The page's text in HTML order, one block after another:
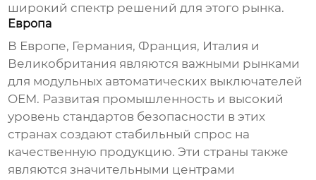
широкий спектр решений для этого рынка.
Европа
В Европе, Германия, Франция, Италия и
Великобритания являются важными рынками
для модульных автоматических выключателей
OEM. Развитая промышленность и высокий
уровень стандартов безопасности в этих
странах создают стабильный спрос на
качественную продукцию. Эти страны также
являются значительными центрами